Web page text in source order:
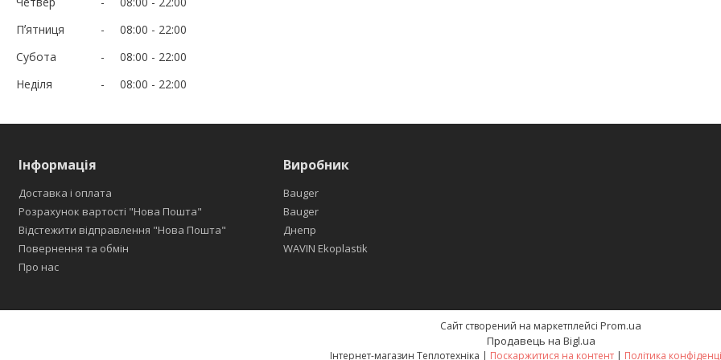
Пʼятниця
08:00
22:00
Субота
08:00
22:00
Неділя
08:00 22:00
Інформація
Доставка і оплата
Розрахунок вартості "Нова Пошта"
Відстежити відправлення "Нова Пошта"
Повернення та обмін
Про нас
Виробник
Bauger
Bauger
Днепр
WAVIN Ekoplastik
Сайт створений на маркетплейсі Prom.ua
Продавець на Bigl.ua
Інтернет-магазин Теплотехніка | Поскаржитися на контент | Політика